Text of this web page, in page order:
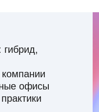
компании
офисы